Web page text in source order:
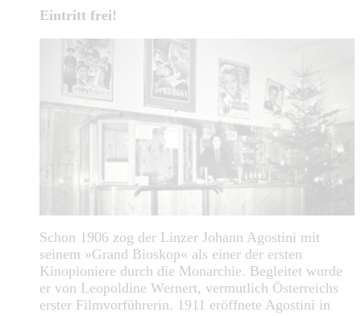
Eintritt frei!
Schon 1906 zog der Linzer Johann Agostini mit
seinem »Grand Bioskop« als einer der ersten
Kinopioniere durch die Monarchie. Begleitet wurde
er von Leopoldine Wernert, vermutlich Österreichs
erster Filmvorführerin. 1911 eröffnete Agostini in